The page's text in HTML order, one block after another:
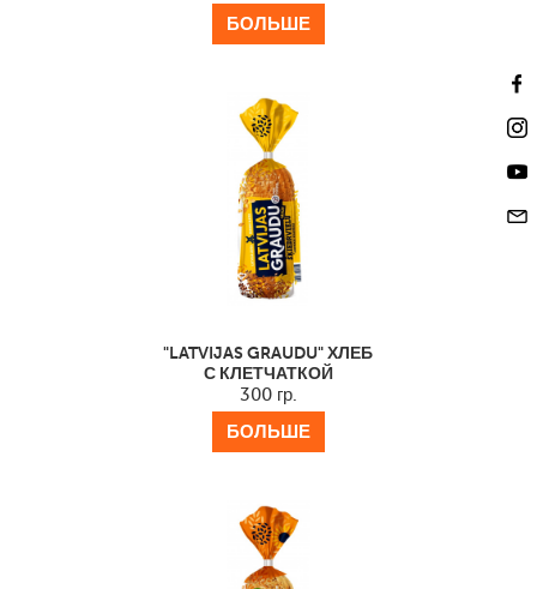
БОЛЬШЕ
"LATVIJAS GRAUDU" ХЛЕБ
С КЛЕТЧАТКОЙ
300 гр.
БОЛЬШЕ